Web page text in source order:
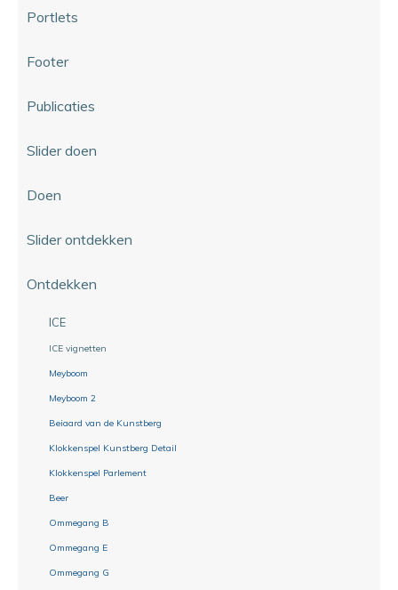
Portlets
Footer
Publicaties
Slider doen
Doen
Slider ontdekken
Ontdekken
ICE
ICE vignetten
Meyboom
Meyboom 2
Beiaard van de Kunstberg
Klokkenspel Kunstberg Detail
Klokkenspel Parlement
Beer
Ommegang B
Ommegang E
Ommegang G